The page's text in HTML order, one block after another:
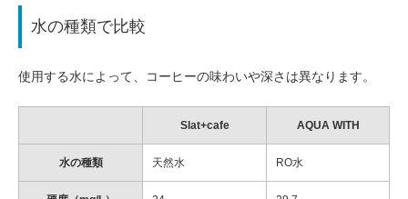
水の種類で比較
使用する水によって、コーヒーの味わいや深さは異なります。
Slat+cafe AQUA WITH
水の種類 天然水 RO水